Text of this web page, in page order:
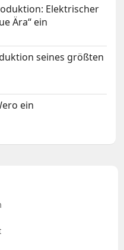
Elektrischer
Ära“ ein
seines größten
ein